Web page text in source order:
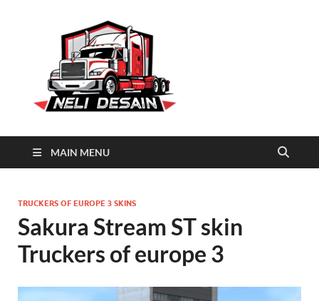
MAIN MENU
TRUCKERS OF EUROPE 3 SKINS
Sakura Stream ST skin
Truckers of europe 3